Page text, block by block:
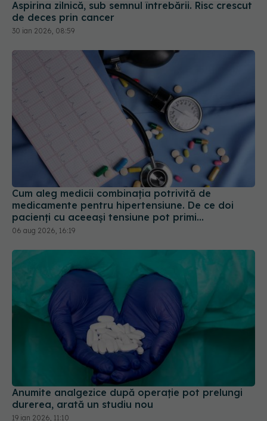
30 ian 2026, 08:59
Cum aleg medicii combinația potrivită de
medicamente pentru hipertensiune. De ce doi
pacienți cu aceeași tensiune pot primi
tratamente diferite
06 aug 2026, 16:19
Anumite analgezice după operație pot prelungi
durerea, arată un studiu nou
19 ian 2026, 11:10